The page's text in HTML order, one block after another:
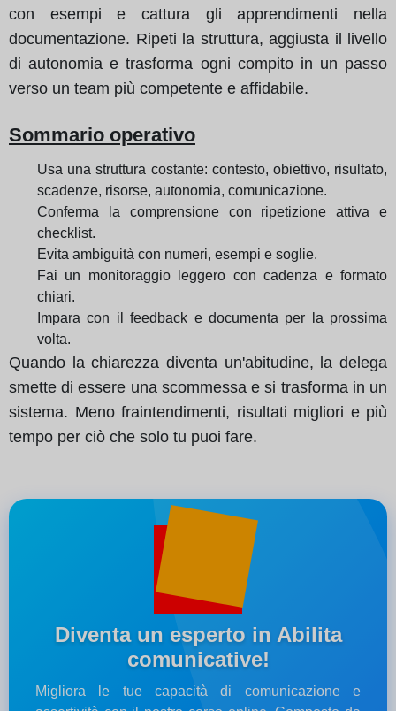
con esempi e cattura gli apprendimenti nella
documentazione. Ripeti la struttura, aggiusta il livello
di autonomia e trasforma ogni compito in un passo
verso un team più competente e affidabile.
Sommario operativo
Usa una struttura costante: contesto, obiettivo, risultato,
scadenze, risorse, autonomia, comunicazione.
Conferma la comprensione con ripetizione attiva e
checklist.
Evita ambiguità con numeri, esempi e soglie.
Fai un monitoraggio leggero con cadenza e formato
chiari.
Impara con il feedback e documenta per la prossima
volta.
Quando la chiarezza diventa un'abitudine, la delega
smette di essere una scommessa e si trasforma in un
sistema. Meno fraintendimenti, risultati migliori e più
tempo per ciò che solo tu puoi fare.
Diventa un esperto in Abilita
comunicative!
Migliora le tue capacità di comunicazione e